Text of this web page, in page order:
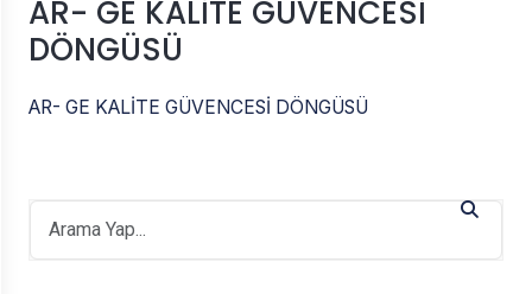
AR- GE KALİTE GÜVENCESİ
DÖNGÜSÜ
AR- GE KALİTE GÜVENCESİ DÖNGÜSÜ